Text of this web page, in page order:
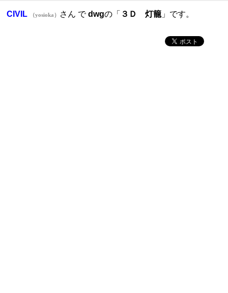
CIVIL （yosioka） さん でdwgの「 ３Ｄ 灯籠」です。